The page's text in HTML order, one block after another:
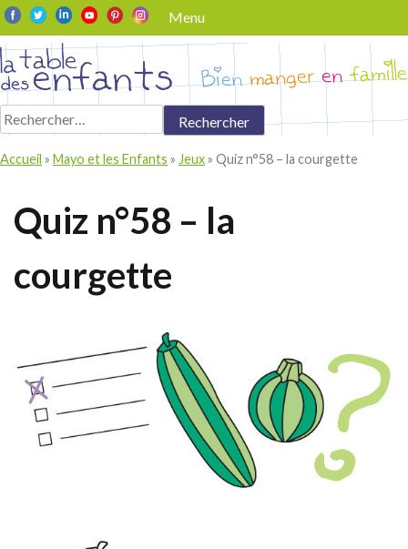
Skip
to
content
Menu
Rechercher :
Accueil » Mayo et les Enfants » Jeux» Quiz n°58 – la courgette
Quiz n°58 – la
courgette